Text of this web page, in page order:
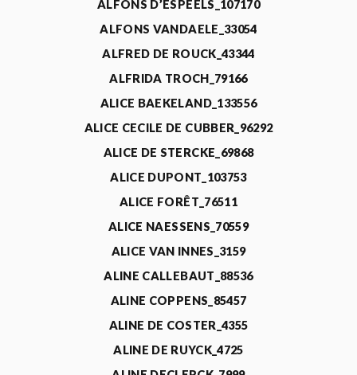
ALFONS D’ESPEELS_107170
ALFONS VANDAELE_33054
ALFRED DE ROUCK_43344
ALFRIDA TROCH_79166
ALICE BAEKELAND_133556
ALICE CECILE DE CUBBER_96292
ALICE DE STERCKE_69868
ALICE DUPONT_103753
ALICE FORÊT_76511
ALICE NAESSENS_70559
ALICE VAN INNES_3159
ALINE CALLEBAUT_88536
ALINE COPPENS_85457
ALINE DE COSTER_4355
ALINE DE RUYCK_4725